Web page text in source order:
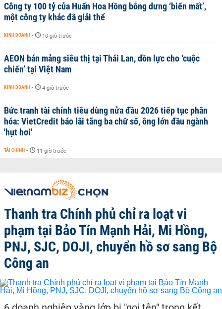
Công ty 100 tỷ của Huấn Hoa Hồng bỗng dưng ‘biến mất’,
một công ty khác đã giải thể
KINH DOANH - 10 giờ trước
AEON bán mảng siêu thị tại Thái Lan, dồn lực cho ‘cuộc
chiến’ tại Việt Nam
KINH DOANH - 4 giờ trước
Bức tranh tài chính tiêu dùng nửa đầu 2026 tiếp tục phân
hóa: VietCredit báo lãi tăng ba chữ số, ông lớn đầu ngành
'hụt hơi'
TÀI CHÍNH - 11 giờ trước
Thanh tra Chính phủ chỉ ra loạt vi
phạm tại Bảo Tín Mạnh Hải, Mi Hồng,
PNJ, SJC, DOJI, chuyển hồ sơ sang Bộ
Công an